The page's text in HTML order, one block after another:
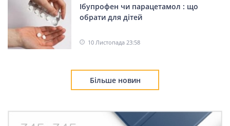
Ібупрофен чи парацетамол : що
обрати для дітей
10 Листопада 23:58
Більше новин